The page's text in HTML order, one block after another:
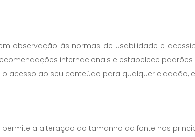
observação às normas de usabilidade e
internacionais e estabelece
acesso ao seu conteúdo para qualquer cidadão,
a alteração do tamanho da fonte nos